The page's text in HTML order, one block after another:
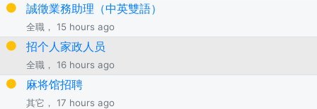
誠徵業務助理（中英雙語）
全職， 15 hours ago
招个人家政人员
全職， 16 hours ago
麻将馆招聘
其它， 17 hours ago